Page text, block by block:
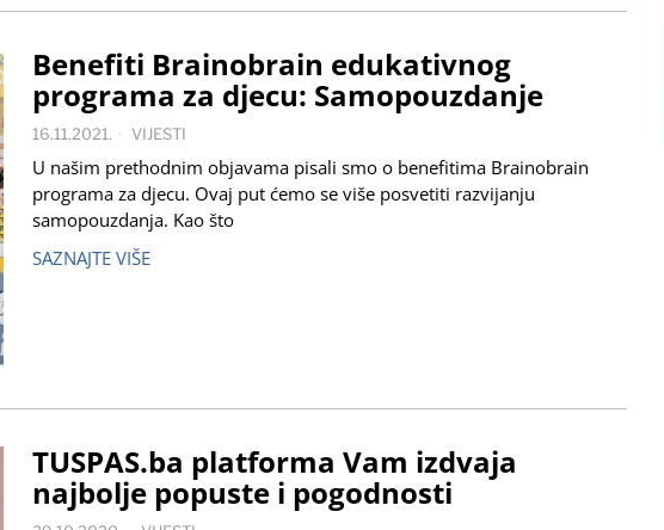
Benefiti Brainobrain edukativnog
programa za djecu: Samopouzdanje
16.11.2021. VIJESTI
U našim prethodnim objavama pisali smo o benefitima Brainobrain
programa za djecu. Ovaj put ćemo se više posvetiti razvijanju
samopouzdanja. Kao što
SAZNAJTE VIŠE
TUSPAS.ba platforma Vam izdvaja
najbolje popuste i pogodnosti